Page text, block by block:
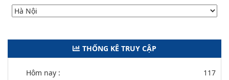
THỐNG KÊ TRUY CẬP
Hôm nay : 117